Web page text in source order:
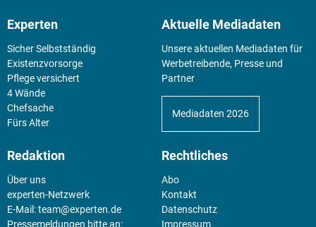
Experten
Sicher Selbstständig
Existenz­vorsorge
Pflege versichert
4 Wände
Chefsache
Fürs Alter
Aktuelle Mediadaten
Unsere aktuellen Mediadaten für
Werbetreibende, Presse und
Partner
Mediadaten 2026
Redaktion
Über uns
experten-Netzwerk
E-Mail:team@experten.de
Pressemeldungen bitte an:
Rechtliches
Abo
Kontakt
Datenschutz
Impressum